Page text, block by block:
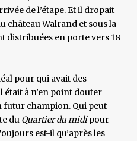
de l’étape. Et il dropait
château Walrand et sous la
distribuées en porte vers 18
pour qui avait des
était à n’en point douter
futur champion. Qui peut
du Quartier du midipour
est-il qu’après les